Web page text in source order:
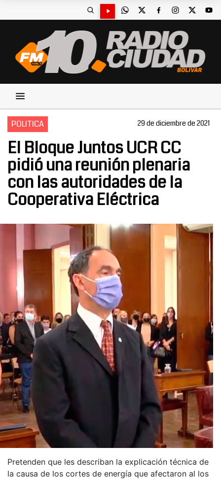
POLITICA 29 de diciembre de 2021
El Bloque Juntos UCR CC
pidió una reunión plenaria
con las autoridades de la
Cooperativa Eléctrica
Pretenden que les describan la explicación técnica de
la causa de los cortes de energía que afectaron al los